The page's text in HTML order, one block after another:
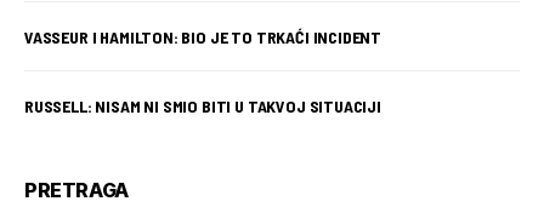
VASSEUR I HAMILTON: BIO JE TO TRKAĆI INCIDENT
RUSSELL: NISAM NI SMIO BITI U TAKVOJ SITUACIJI
PRETRAGA